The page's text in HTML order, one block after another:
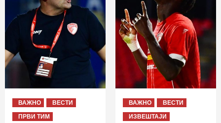
ВАЖНО
ВЕСТИ
ПРВИ ТИМ
ВАЖНО
ВЕСТИ
ИЗВЕШТАЈИ